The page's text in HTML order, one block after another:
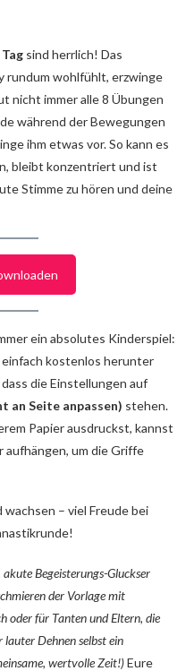
sind herrlich! Das
rundum wohlfühlt, erzwinge
nicht immer alle 8 Übungen
während der Bewegungen
ihm etwas vor. So kann es
bleibt konzentriert und ist
Stimme zu hören und deine
ein absolutes Kinderspiel:
einfach kostenlos herunter
die Einstellungen auf
an Seite anpassen) stehen.
Papier ausdruckst, kannst
aufhängen, um die Griffe
– viel Freude bei
Begeisterungs-Gluckser
der Vorlage mit
oder für Tanten und Eltern, die
Dehnen selbst ein
wertvolle Zeit!)Eure